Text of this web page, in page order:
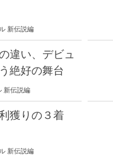
新伝説編
違い、デビュ
絶好の舞台
新伝説編
利獲りの３着
新伝説編